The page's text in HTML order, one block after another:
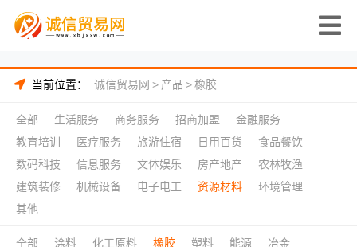
当前位置： 诚信贸易网 > 产品 >橡胶
全部 生活服务 商务服务 招商加盟
金融服务
教育培训
医疗服务 旅游住宿 日用百货
食品餐饮
数码科技
信息服务 文体娱乐 房产地产
农林牧渔
建筑装修
机械设备 电子电工 资源材料
环境管理
其他
全部 涂料 化工原料 橡胶 塑料 能源
冶金